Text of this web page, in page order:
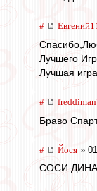
#
Лучшего
Лучшая
#
Браво
# Йося »
СОСИ